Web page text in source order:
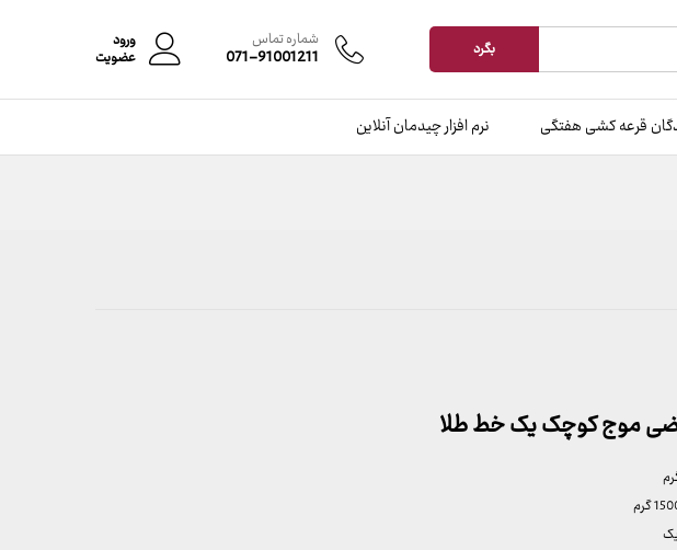
بگرد شماره تماس
071-91001211
ورود
عضویت
قرعه کشی هفتگی نرم افزار چیدمان آنلاین
موج کوچک یک خط طلا
گرم